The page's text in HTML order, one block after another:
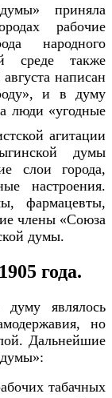
приняла
рабочие
народного
среде также
написан
и в думу
люди «угодные
агитации
думы
слои города,
настроения.
фармацевты,
члены «Союза
думы.
года.
думу являлось
но
Дальнейшие
табачных